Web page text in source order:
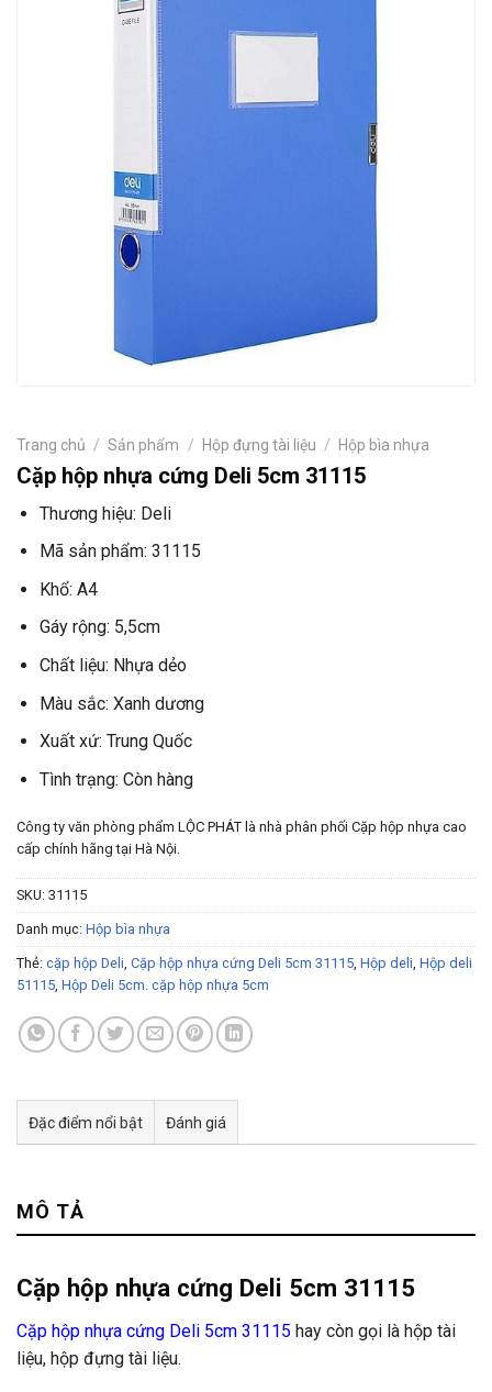
Trang chủ / Sản phẩm / Hộp đựng tài liệu / Hộp bìa nhựa
Cặp hộp nhựa cứng Deli 5cm 31115
Thương hiệu: Deli
Mã sản phẩm: 31115
Khổ: A4
Gáy rộng: 5,5cm
Chất liệu: Nhựa dẻo
Màu sắc: Xanh dương
Xuất xứ: Trung Quốc
Tình trạng: Còn hàng
Công ty văn phòng phẩm LỘC PHÁT là nhà phân phối Cặp hộp nhựa cao
cấp chính hãng tại Hà Nội.
SKU: 31115
Danh mục: Hộp bìa nhựa
Thẻ: cặp hộp Deli, Cặp hộp nhựa cứng Deli 5cm 31115, Hộp deli, Hộp deli
51115, Hộp Deli 5cm. cặp hộp nhựa 5cm
Đặc điểm nổi bật Đánh giá
MÔ TẢ
Cặp hộp nhựa cứng Deli 5cm 31115
Cặp hộp nhựa cứng Deli 5cm 31115 hay còn gọi là hộp tài
liệu, hộp đựng tài liệu.